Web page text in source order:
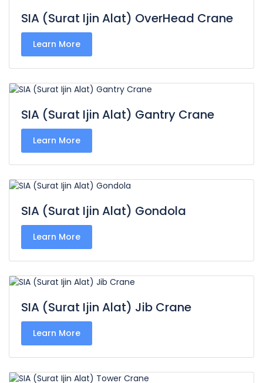
SIA (Surat Ijin Alat) OverHead Crane
Learn More
SIA (Surat Ijin Alat) Gantry Crane
Learn More
SIA (Surat Ijin Alat) Gondola
Learn More
SIA (Surat Ijin Alat) Jib Crane
Learn More